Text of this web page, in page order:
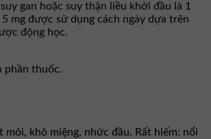
gan hoặc suy thận liều khởi đầu là 1
mg được sử dụng cách ngày dựa trên
động học.
phần thuốc.
mỏi, khô miệng, nhức đầu. Rất hiếm: nổi